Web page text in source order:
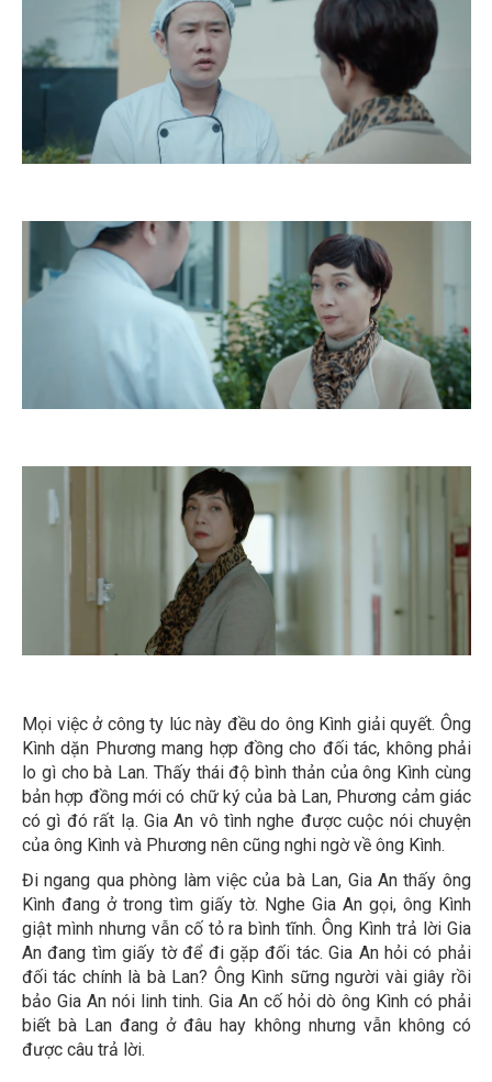
Mọi việc ở công ty lúc này đều do ông Kình giải quyết. Ông
Kình dặn Phương mang hợp đồng cho đối tác, không phải
lo gì cho bà Lan. Thấy thái độ bình thản của ông Kình cùng
bản hợp đồng mới có chữ ký của bà Lan, Phương cảm giác
có gì đó rất lạ. Gia An vô tình nghe được cuộc nói chuyện
của ông Kình và Phương nên cũng nghi ngờ về ông Kình.
Đi ngang qua phòng làm việc của bà Lan, Gia An thấy ông
Kình đang ở trong tìm giấy tờ. Nghe Gia An gọi, ông Kình
giật mình nhưng vẫn cố tỏ ra bình tĩnh. Ông Kình trả lời Gia
An đang tìm giấy tờ để đi gặp đối tác. Gia An hỏi có phải
đối tác chính là bà Lan? Ông Kình sững người vài giây rồi
bảo Gia An nói linh tinh. Gia An cố hỏi dò ông Kình có phải
biết bà Lan đang ở đâu hay không nhưng vẫn không có
được câu trả lời.